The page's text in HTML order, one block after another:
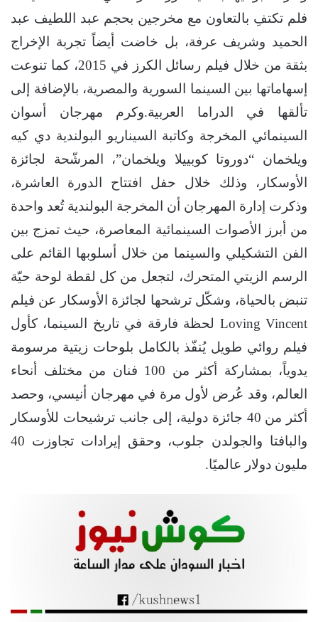
فلم تكتفِ بالتعاون مع مخرجين بحجم عبد اللطيف عبد
الحميد وشريف عرفة، بل خاضت أيضاً تجربة الإخراج
بثقة من خلال فيلم رسائل الكرز في 2015، كما تنوعت
إسهاماتها بين السينما السورية والمصرية، بالإضافة إلى
تألقها في الدراما العربية.وكرم مهرجان أسوان
السينمائي المخرجة وكاتبة السيناريو البولندية دي كيه
ويلخمان “دوروتا كوبييلا ويلخمان”، المرشّحة لجائزة
الأوسكار، وذلك خلال حفل افتتاح الدورة العاشرة،
وذكرت إدارة المهرجان أن المخرجة البولندية تُعد واحدة
من أبرز الأصوات السينمائية المعاصرة، حيث تمزج بين
الفن التشكيلي والسينما من خلال أسلوبها القائم على
الرسم الزيتي المتحرك، لتجعل من كل لقطة لوحة حيّة
تنبض بالحياة، وشكّل ترشحها لجائزة الأوسكار عن فيلم
Loving Vincent لحظة فارقة في تاريخ السينما، كأول
فيلم روائي طويل يُنفّذ بالكامل بلوحات زيتية مرسومة
يدوياً، بمشاركة أكثر من 100 فنان من مختلف أنحاء
العالم، وقد عُرض لأول مرة في مهرجان أنيسي، وحصد
أكثر من 40 جائزة دولية، إلى جانب ترشيحات للأوسكار
والبافتا والجولدن جلوب، وحقق إيرادات تجاوزت 40
مليون دولار عالميًا.